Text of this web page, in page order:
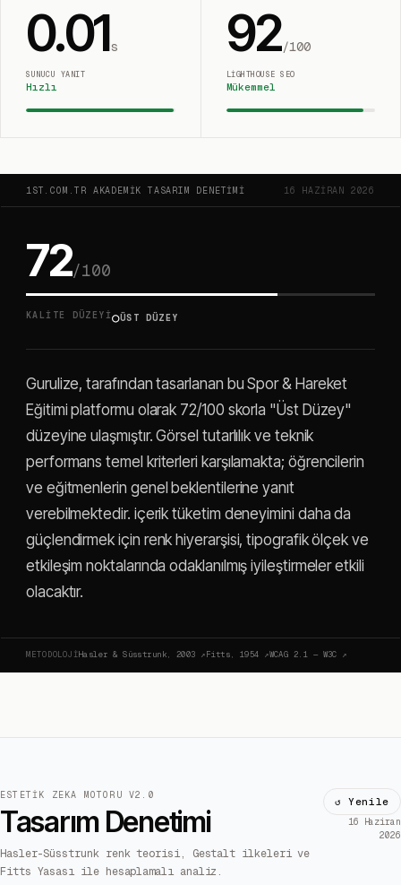
0.01s
SUNUCU YANIT
Hızlı
92/100
LIGHTHOUSE SEO
Mükemmel
1ST.COM.TR AKADEMIK TASARIM DENETIMI 16 HAZIRAN 2026
72/100
KALITE DÜZEYI○ÜST DÜZEY
Gurulize, tarafından tasarlanan bu Spor & Hareket
Eğitimi platformu olarak 72/100 skorla "Üst Düzey"
düzeyine ulaşmıştır. Görsel tutarlılık ve teknik
performans temel kriterleri karşılamakta; öğrencilerin
ve eğitmenlerin genel beklentilerine yanıt
verebilmektedir. içerik tüketim deneyimini daha da
güçlendirmek için renk hiyerarşisi, tipografik ölçek ve
etkileşim noktalarında odaklanılmış iyileştirmeler etkili
olacaktır.
METODOLOJIHasler & Süsstrunk, 2003 ↗Fitts, 1954 ↗WCAG 2.1 — W3C ↗
ESTETIK ZEKA MOTORU V2.0
Tasarım Denetimi
Hasler-Süsstrunk renk teorisi, Gestalt ilkeleri ve
Fitts Yasası ile hesaplamalı analiz.
↺ Yenile
16 Haziran
2026